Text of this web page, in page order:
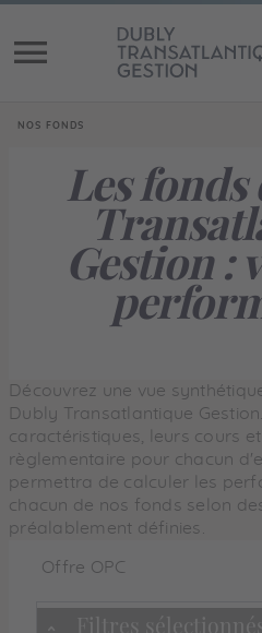
Vous êtes ici:
NOS FONDS
Les
Gestion :
Découvrez une vue
Dubly Transatlantique
caractéristiques, leurs cours
règlementaire pour chacun
permettra de calculer les
chacun de nos fonds selon
préalablement définies.
Offre OPC
Masquer
Filtres